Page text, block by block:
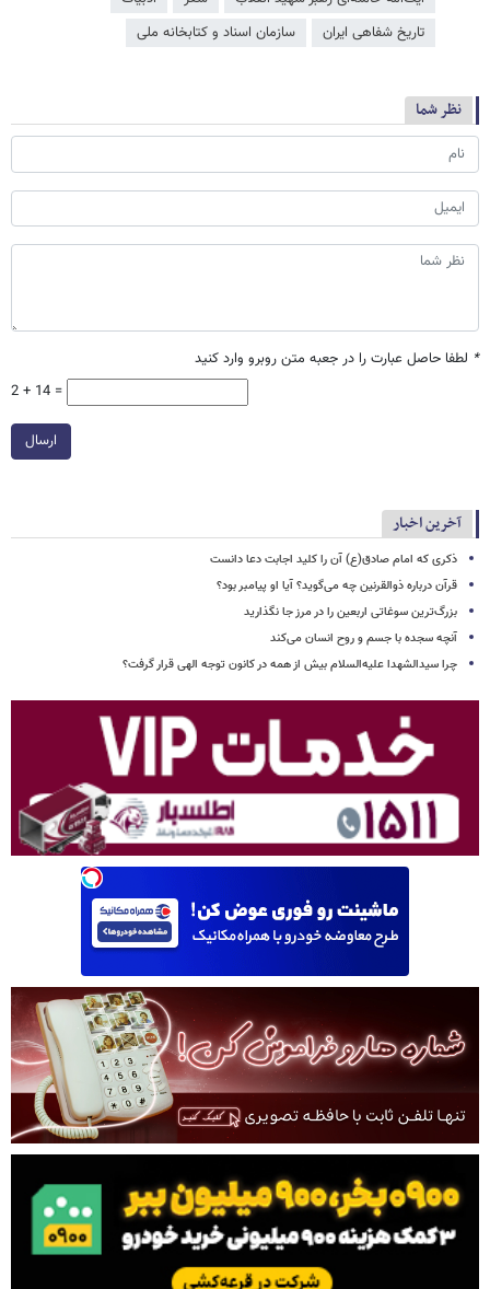
تاریخ شفاهی ایران
سازمان اسناد و کتابخانه ملی
نظر شما
* لطفا حاصل عبارت را در جعبه متن روبرو وارد کنید
2 + 14 =
ارسال
آخرین اخبار
ذکری که امام صادق(ع) آن را کلید اجابت دعا دانست
قرآن درباره ذوالقرنین چه می‌گوید؟ آیا او پیامبر بود؟
بزرگ‌ترین سوغاتی اربعین را در مرز جا نگذارید
آنچه سجده با جسم و روح انسان می‌کند
چرا سیدالشهدا علیه‌السلام بیش از همه در کانون توجه الهی قرار گرفت؟